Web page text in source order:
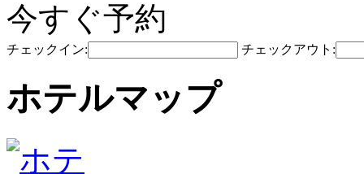
今すぐ予約
チェックイン: チェックアウト:
ホテルマップ